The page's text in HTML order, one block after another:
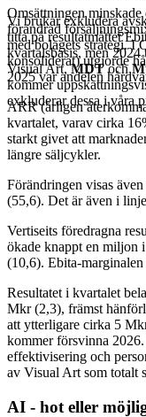
Vi brukar exkludera
titta på resultatmåttet
kvartalsbasis, men
Visual Art,MDToch
kommer
exkluderar dessa i våra
Omsättningen
förändrad
med bolagets strategi. I
konsoliderat) utgjorde
2025 var andelen
ARR (årligen
kvartalet, varav cirka
starkt givet att
längre säljcykler.
Förändringen visas
(55,6). Det är även i
Vertiseits föredragna
ökade knappt en miljon
(10,6). Ebita-
Resultatet i kvartalet
Mkr (2,3), främst
att ytterligare cirka 5
kommer försvinna
effektivisering och
av Visual Art som totalt
AI - hot eller